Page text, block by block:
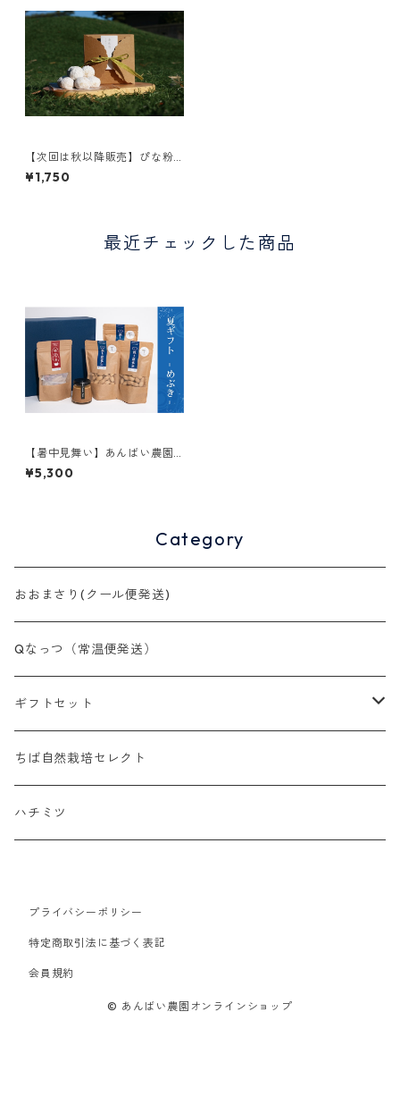
【次回は秋以降販売】ぴな粉
のスノーボールクッキー「あ
わ雪」 10個入り１箱
¥1,750
最近チェックした商品
【暑中見舞い】あんばい農園
の自然栽培落花生ギフト「め
ぶき」
¥5,300
Category
おおまさり(クール便発送)
Qなっつ（常温便発送）
ギフトセット
「あわ雪」ギフトセット
ちば自然栽培セレクト
ハチミツ
プライバシーポリシー
特定商取引法に基づく表記
会員規約
© あんばい農園オンラインショップ